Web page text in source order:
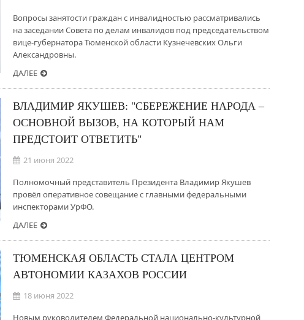
Вопросы занятости граждан с инвалидностью рассматривались
на заседании Совета по делам инвалидов под председательством
вице-губернатора Тюменской области Кузнечевских Ольги
Александровны.
ДАЛЕЕ
ВЛАДИМИР ЯКУШЕВ: "СБЕРЕЖЕНИЕ НАРОДА –
ОСНОВНОЙ ВЫЗОВ, НА КОТОРЫЙ НАМ
ПРЕДСТОИТ ОТВЕТИТЬ"
21 июня 2022
Полномочный представитель Президента Владимир Якушев
провёл оперативное совещание с главными федеральными
инспекторами УрФО.
ДАЛЕЕ
ТЮМЕНСКАЯ ОБЛАСТЬ СТАЛА ЦЕНТРОМ
АВТОНОМИИ КАЗАХОВ РОССИИ
18 июня 2022
Новым руководителем Федеральной национально-культурной